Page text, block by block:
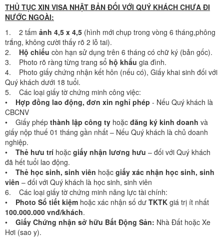
THỦ TỤC XIN VISA NHẬT BẢN ĐỐI VỚI QUÝ KHÁCH CHƯA ĐI
NƯỚC NGOÀI:
1. 2 tấm ảnh 4,5 x 4,5 (hình mới chụp trong vòng 6 tháng,phông
trắng, không cười thấy rõ 2 lỗ tai).
2. Hộ chiếu còn hạn sử dụng trên 6 tháng có chữ ký (bản gốc).
3. Photo rõ ràng từng trang sổ hộ khẩu gia đình.
4. Photo giấy chứng nhận kết hôn (nếu có), Giấy khai sinh đối với
Quý khách dưới 18 tuổi.
5. Các loại giấy tờ chứng minh công việc:
• Hợp đồng lao động, đơn xin nghỉ phép - Nếu Quý khách là
CBCNV
• Giấy phép thành lập công ty hoặc đăng ký kinh doanh và
giấy nộp thuế 01 tháng gần nhất – Nếu Quý khách là chủ doanh
nghiệp.
• Thẻ hưu trí hoặc giấy nhận lương hưu – đối với Quý khách
đã hết tuổi lao động.
• Thẻ học sinh, sinh viên hoặc giấy xác nhận học sinh, sinh
viên – đối với Quý khách là học sinh, sinh viên
6. Các loại giấy tờ chứng minh năng lực tài chính:
• Photo Sổ tiết kiệm hoặc xác nhận số dư TKTK giá trị ít nhất
100.000.000 vnđ/khách.
• Giấy Chứng nhận sở hữu Bất Động Sản: Nhà Đất hoặc Xe
Hơi (sao y).